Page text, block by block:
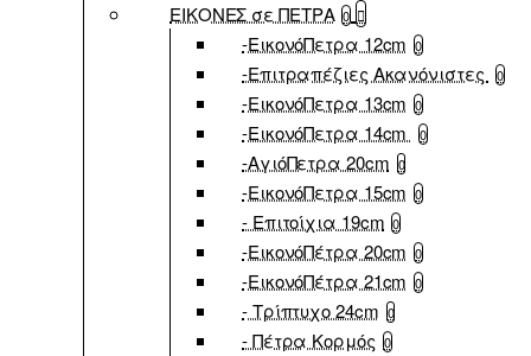
ΕΙΚΟΝΕΣ σε ΠΕΤΡΑ 0
-ΕικονόΠετρα 12cm 0
-Επιτραπέζιες Ακανόνιστες 0
-ΕικονόΠετρα 13cm 0
-ΕικονόΠετρα 14cm 0
-ΑγιόΠετρα 20cm 0
-ΕικονόΠετρα 15cm 0
- Επιτοίχια 19cm 0
-ΕικονόΠέτρα 20cm 0
-ΕικονόΠέτρα 21cm 0
- Τρίπτυχο 24cm 0
- Πέτρα Κορμός 0